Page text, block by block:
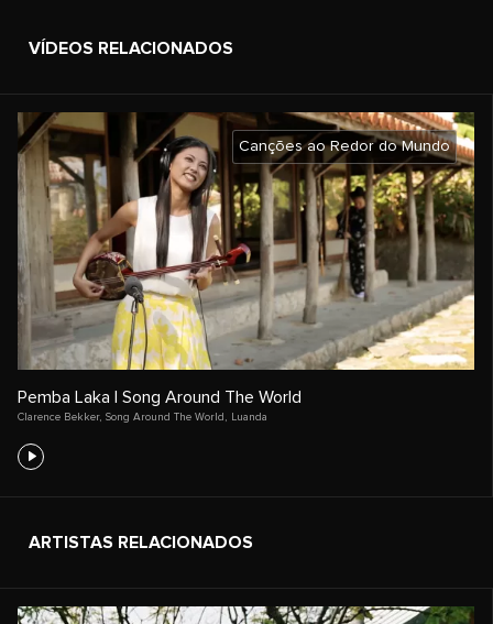
VÍDEOS RELACIONADOS
Canções ao Redor do Mundo
Pemba Laka | Song Around The World
Clarence Bekker, Song Around The World Luanda
ARTISTAS RELACIONADOS